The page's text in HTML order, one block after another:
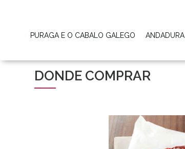
PURAGA E O CABALO GALEGO ANDADURA
DONDE COMPRAR